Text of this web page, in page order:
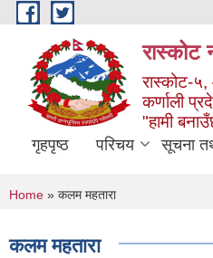
Skip to main content
रास्कोट
रास्कोट-
कर्णाली
"हामी
गृहपृष्ठ परिचय सूचना
You are here
Home » कलम महतारा
कलम महतारा